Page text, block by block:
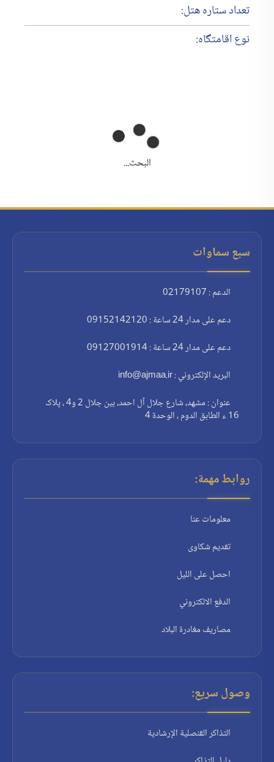
تعداد ستاره هتل:
نوع اقامتگاه:
البحث...
سبع سماوات
الدعم : 02179107
دعم على مدار 24 ساعة : 09152142120
دعم على مدار 24 ساعة : 09127001914
البريد الإلكتروني : info@ajmaa.ir
عنوان : مشهد، شارع جلال آل احمد، بين جلال 2 و4 ، پلاک
16 ء الطابق الدوم ، الوحدة 4
روابط مهمة:
معلومات عنا
تقديم شكاوى
احصل على الليل
الدفع الالكتروني
مصاريف مغادرة البلاد
وصول سريع:
التذاكر القنصلية الإرشادية